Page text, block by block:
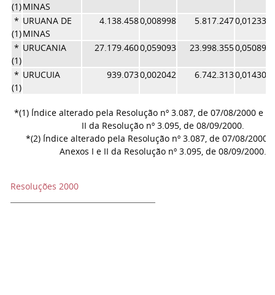
(1)MINAS
*
(1)
URUANA DE
MINAS
4.138.4580,008998 5.817.2470,012338
*
(1)
URUCANIA 27.179.4600,059093 23.998.3550,050899
*
(1)
URUCUIA 939.0730,002042 6.742.3130,014300
*(1) Índice alterado pela Resolução nº 3.087, de 07/08/2000 e
II da Resolução nº 3.095, de 08/09/2000.
*(2) Índice alterado pela Resolução nº 3.087, de 07/08/2000
Anexos I e II da Resolução nº 3.095, de 08/09/2000.
Resoluções 2000